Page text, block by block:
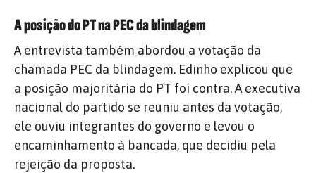
A posição do PT na PEC da blindagem
A entrevista também abordou a votação da
chamada PEC da blindagem. Edinho explicou que
a posição majoritária do PT foi contra. A executiva
nacional do partido se reuniu antes da votação,
ele ouviu integrantes do governo e levou o
encaminhamento à bancada, que decidiu pela
rejeição da proposta.